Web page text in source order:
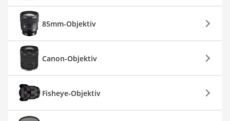
85mm-Objektiv
Canon-Objektiv
Fisheye-Objektiv